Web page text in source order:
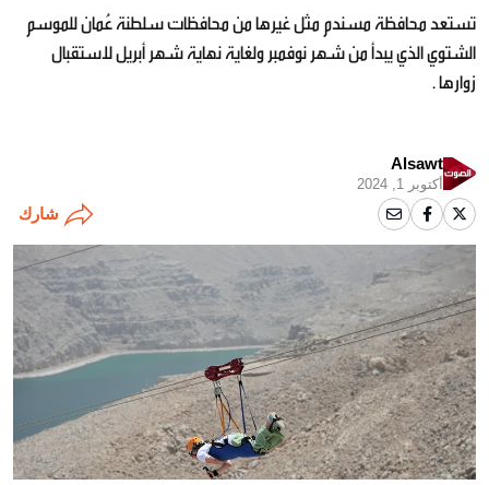
تستعد محافظة مسندم مثل غيرها من محافظات سلطنة عُمان للموسم
الشتوي الذي يبدأ من شهر نوفمبر ولغاية نهاية شهر أبريل لاستقبال
زوارها .
Alsawt
أكتوبر 1, 2024
شارك